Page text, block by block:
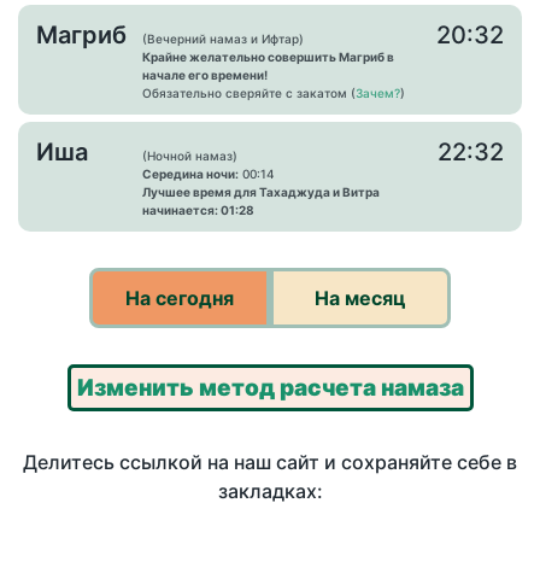
Магриб
(Вечерний намаз и Ифтар)
Крайне желательно совершить Магриб в
начале его времени!
Обязательно сверяйте с закатом (Зачем?)
20:32
Иша
(Ночной намаз)
Середина ночи: 00:14
Лучшее время для Тахаджуда и Витра
начинается: 01:28
22:32
На сегодня На месяц
Изменить метод расчета намаза
Делитесь ссылкой на наш сайт и сохраняйте себе в
закладках: